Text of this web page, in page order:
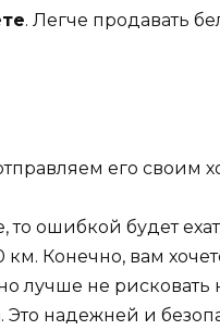
. Легче продавать
его своим
ошибкой будет
Конечно, вам
лучше не рисковать
Это надежней и